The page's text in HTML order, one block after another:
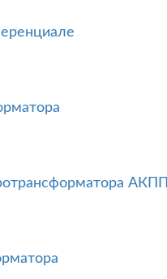
АКПП